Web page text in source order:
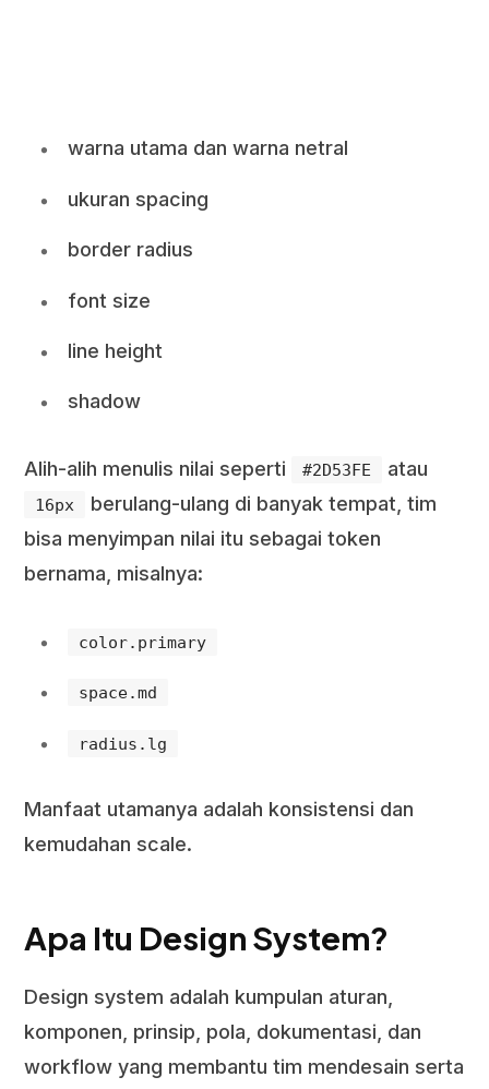
warna utama dan warna netral
ukuran spacing
border radius
font size
line height
shadow
Alih-alih menulis nilai seperti #2D53FE atau
16px
berulang-ulang di banyak tempat, tim
bisa menyimpan nilai itu sebagai token
bernama, misalnya:
color.primary
space.md
radius.lg
Manfaat utamanya adalah konsistensi dan
kemudahan scale.
Apa Itu Design System?
Design system adalah kumpulan aturan,
komponen, prinsip, pola, dokumentasi, dan
workflow yang membantu tim mendesain serta